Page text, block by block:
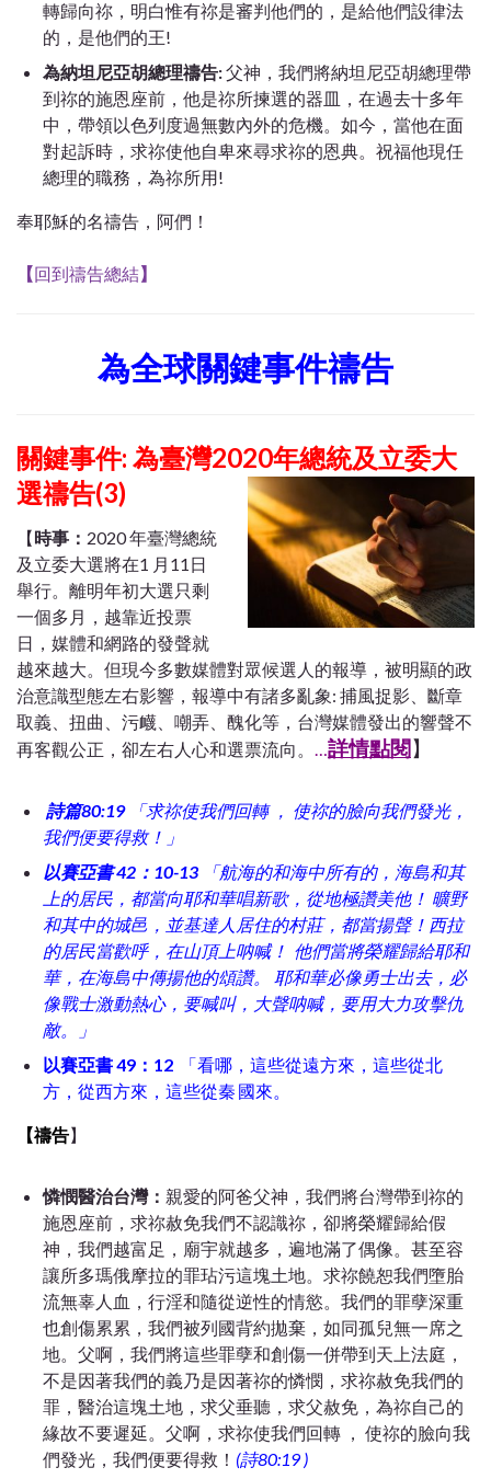
轉歸向祢，明白惟有祢是審判他們的，是給他們設律法
的，是他們的王!
為納坦尼亞胡總理禱告:父神，我們將納坦尼亞胡總理帶
到祢的施恩座前，他是祢所揀選的器皿，在過去十多年
中，帶領以色列度過無數內外的危機。如今，當他在面
對起訴時，求祢使他自卑來尋求祢的恩典。祝福他現任
總理的職務，為祢所用!
奉耶穌的名禱告，阿們！
【回到禱告總結】
為全球關鍵事件禱告
關鍵事件: 為臺灣2020年總統及立委大
選禱告(3)
【時事： 2020 年臺灣總統
及立委大選將在1 月11日
舉行。離明年初大選只剩
一個多月，越靠近投票
日，媒體和網路的發聲就
越來越大。但現今多數媒體對眾候選人的報導，被明顯的政
治意識型態左右影響，報導中有諸多亂象: 捕風捉影、斷章
取義、扭曲、污衊、嘲弄、醜化等，台灣媒體發出的響聲不
再客觀公正，卻左右人心和選票流向。
詳情點閱】
詩篇80:19 「求祢使我們回轉 ， 使祢的臉向我們發光，
我們便要得救！ 」
以賽亞書42：10-13 「航海的和海中所有的，海島和其
上的居民，都當向耶和華唱新歌，從地極讚美他！ 曠野
和其中的城邑，並基達人居住的村莊，都當揚聲！西拉
的居民當歡呼，在山頂上呐喊！ 他們當將榮耀歸給耶和
華，在海島中傳揚他的頌讚。 耶和華必像勇士出去，必
像戰士激動熱心，要喊叫，大聲呐喊，要用大力攻擊仇
敵。
」
以賽亞書49：12 「看哪，這些從遠方來，這些從北
方，從西方來，這些從秦 國來。
【禱告】
憐憫醫治台灣： 親愛的阿爸父神，我們將台灣帶到祢的
施恩座前，求祢赦免我們不認識祢，卻將榮耀歸給假
神，我們越富足，廟宇就越多，遍地滿了偶像。甚至容
讓所多瑪俄摩拉的罪玷污這塊土地。求祢饒恕我們墮胎
流無辜人血，行淫和隨從逆性的情慾。我們的罪孽深重
也創傷累累，我們被列國背約拋棄，如同孤兒無一席之
地。父啊，我們將這些罪孽和創傷一併帶到天上法庭，
不是因著我們的義乃是因著祢的憐憫，求祢赦免我們的
罪，醫治這塊土地，求父垂聽，求父赦免，為祢自己的
緣故不要遲延。父啊，求祢使我們回轉 ， 使祢的臉向我
們發光，我們便要得救！ (詩80:19 )